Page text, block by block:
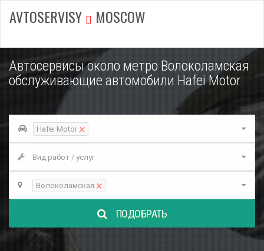
AVTOSERVISY MOSCOW
Автосервисы около метро Волоколамская
обслуживающие автомобили Hafei Motor
Hafei Motor ×
Вид работ / услуг
Волоколамская ×
ПОДОБРАТЬ